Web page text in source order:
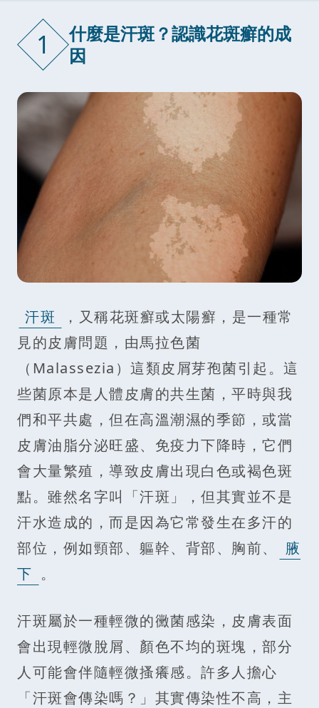
1
什麼是汗斑？認識花斑癬的成
因
汗斑
，又稱花斑癬或太陽癬，是一種常
見的皮膚問題，由馬拉色菌
（Malassezia）這類皮屑芽孢菌引起。這
些菌原本是人體皮膚的共生菌，平時與我
們和平共處，但在高溫潮濕的季節，或當
皮膚油脂分泌旺盛、免疫力下降時，它們
會大量繁殖，導致皮膚出現白色或褐色斑
點。雖然名字叫「汗斑」，但其實並不是
汗水造成的，而是因為它常發生在多汗的
部位，例如頸部、軀幹、背部、胸前、
腋
下 。
汗斑屬於一種輕微的黴菌感染，皮膚表面
會出現輕微脫屑、顏色不均的斑塊，部分
人可能會伴隨輕微搔癢感。許多人擔心
「汗斑會傳染嗎？」其實傳染性不高，主